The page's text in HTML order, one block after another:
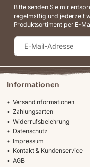
Informationen
Versandinformationen
Zahlungsarten
Widerrufsbelehrung
Datenschutz
Impressum
Kontakt & Kundenservice
AGB
Bitte senden Sie mir
regelmäßig und jederzeit
Produktsortiment per E-